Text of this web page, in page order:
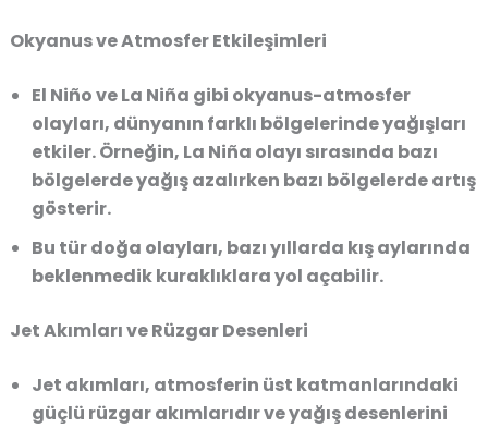
Okyanus ve Atmosfer Etkileşimleri
El Niño ve La Niña gibi okyanus-atmosfer
olayları, dünyanın farklı bölgelerinde yağışları
etkiler. Örneğin, La Niña olayı sırasında bazı
bölgelerde yağış azalırken bazı bölgelerde artış
gösterir.
Bu tür doğa olayları, bazı yıllarda kış aylarında
beklenmedik kuraklıklara yol açabilir.
Jet Akımları ve Rüzgar Desenleri
Jet akımları, atmosferin üst katmanlarındaki
güçlü rüzgar akımlarıdır ve yağış desenlerini